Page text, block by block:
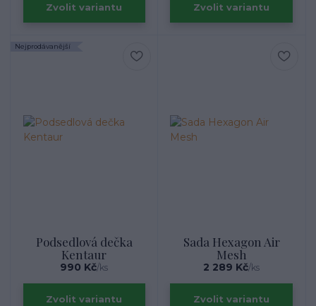
Zvolit variantu Zvolit variantu
Nejprodávanější
Podsedlová dečka
Kentaur
990 Kč/ks
Zvolit variantu
Sada Hexagon Air
Mesh
2 289 Kč/ks
Zvolit variantu